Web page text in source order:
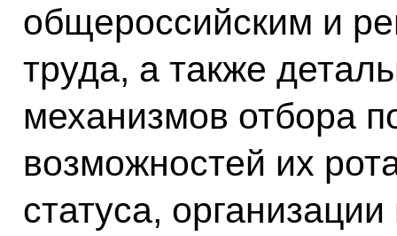
общероссийским и
труда, а также
механизмов отбора
возможностей их
статуса,